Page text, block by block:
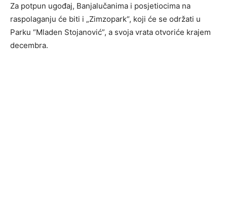
Za potpun ugođaj, Banjalučanima i posjetiocima na
raspolaganju će biti i „Zimzopark“, koji će se održati u
Parku “Mladen Stojanović”, a svoja vrata otvoriće krajem
decembra.